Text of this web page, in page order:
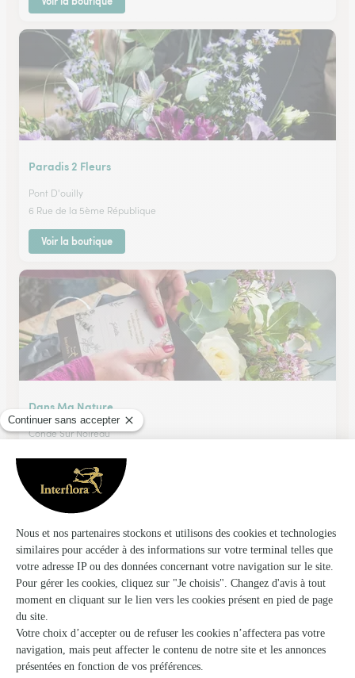
Paradis 2 Fleurs
Pont D'ouilly
6 Rue de la 5ème République
Voir la boutique
Dans Ma Nature …
Conde Sur Noireau
Voir la boutique
L’amaryllis
Argentan